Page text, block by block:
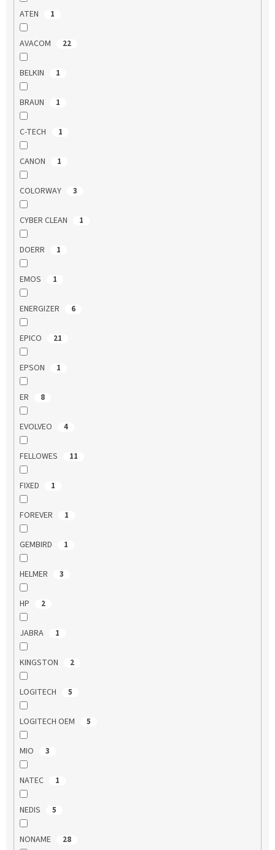
ATEN 1
AVACOM 22
BELKIN 1
BRAUN 1
C-TECH 1
CANON 1
COLORWAY 3
CYBER CLEAN 1
DOERR 1
EMOS 1
ENERGIZER 6
EPICO 21
EPSON 1
ER 8
EVOLVEO 4
FELLOWES 11
FIXED 1
FOREVER 1
GEMBIRD 1
HELMER 3
HP 2
JABRA 1
KINGSTON 2
LOGITECH 5
LOGITECH OEM 5
MIO 3
NATEC 1
NEDIS 5
NONAME 28